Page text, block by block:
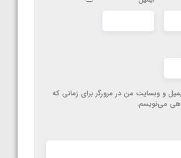
و وبسایت من در مرورگر برای زمانی که
می‌نویسم.